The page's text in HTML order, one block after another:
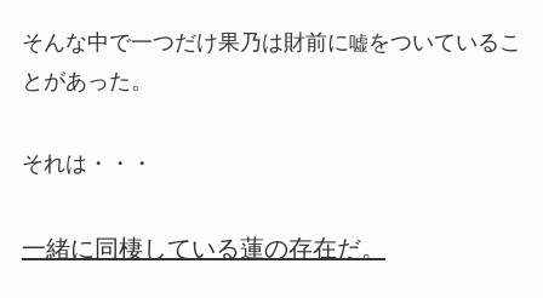
そんな中で一つだけ果乃は財前に嘘をついているこ
とがあった。
それは・・・
一緒に同棲している蓮の存在だ。